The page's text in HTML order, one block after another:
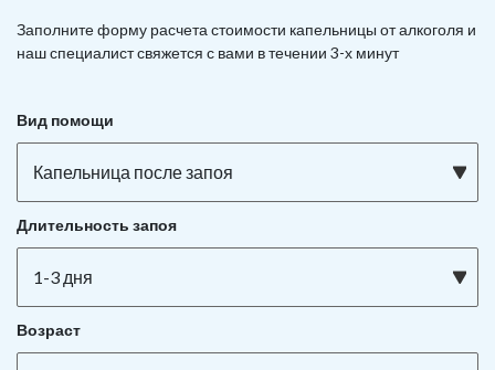
Заполните форму расчета стоимости капельницы от алкоголя и
наш специалист свяжется с вами в течении 3-х минут
Вид помощи
Капельница после запоя
Длительность запоя
1-3 дня
Возраст